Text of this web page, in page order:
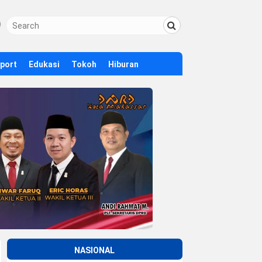
Edukasi Tokoh Hiburan
NASIONAL